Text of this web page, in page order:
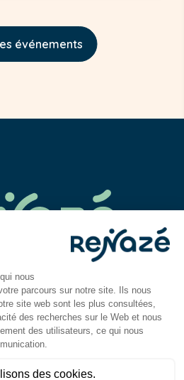
événements
renaze.fr
BP 01
: 9h-12h30 / 14h–18h